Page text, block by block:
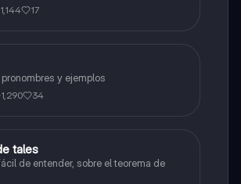
1,144 17
y ejemplos
1,290 34
tales
de entender, sobre el teorema de